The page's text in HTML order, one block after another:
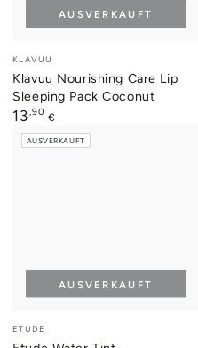
Verkäufer/in:
KLAVUU
Klavuu Nourishing Care Lip
Sleeping Pack Coconut
Regulärer
13,90 €
AUSVERKAUFT
Verkäufer/in:
ETUDE
AUSVERKAUFT
AUSVERKAUFT